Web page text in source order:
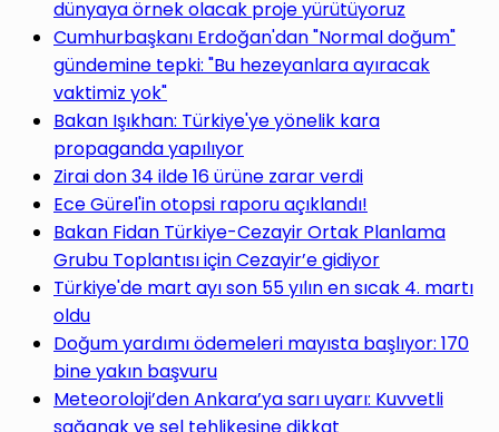
dünyaya örnek olacak proje yürütüyoruz
Cumhurbaşkanı Erdoğan'dan "Normal doğum"
gündemine tepki: "Bu hezeyanlara ayıracak
vaktimiz yok"
Bakan Işıkhan: Türkiye'ye yönelik kara
propaganda yapılıyor
Zirai don 34 ilde 16 ürüne zarar verdi
Ece Gürel'in otopsi raporu açıklandı!
Bakan Fidan Türkiye-Cezayir Ortak Planlama
Grubu Toplantısı için Cezayir’e gidiyor
Türkiye'de mart ayı son 55 yılın en sıcak 4. martı
oldu
Doğum yardımı ödemeleri mayısta başlıyor: 170
bine yakın başvuru
Meteoroloji’den Ankara’ya sarı uyarı: Kuvvetli